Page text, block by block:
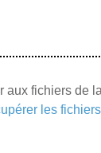
aux fichiers de
les